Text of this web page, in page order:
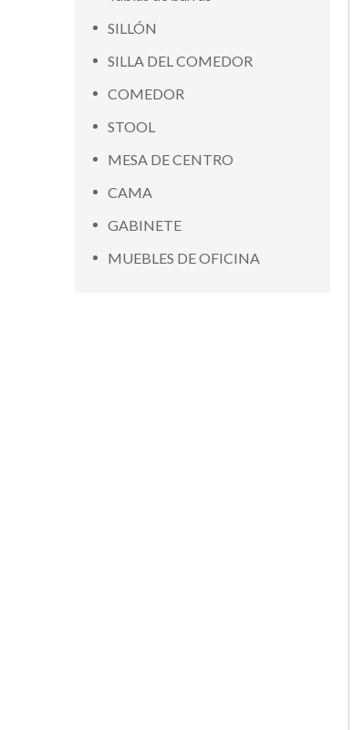
SILLÓN
SILLA DEL COMEDOR
COMEDOR
STOOL
MESA DE CENTRO
CAMA
GABINETE
MUEBLES DE OFICINA